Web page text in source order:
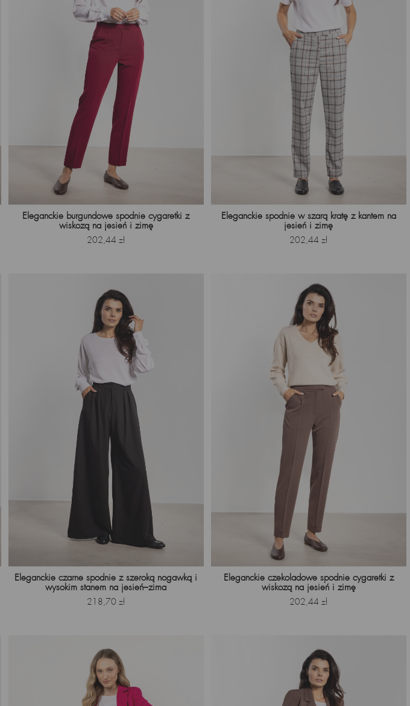
Eleganckie burgundowe spodnie cygaretki z
wiskozą na jesień i zimę
Cena
202,44 zł
Eleganckie spodnie w szarą kratę z kantem na
jesień i zimę
Cena
202,44 zł
Eleganckie czarne spodnie z szeroką nogawką i
wysokim stanem na jesień–zima
Cena
218,70 zł
Eleganckie czekoladowe spodnie cygaretki z
wiskozą na jesień i zimę
Cena
202,44 zł